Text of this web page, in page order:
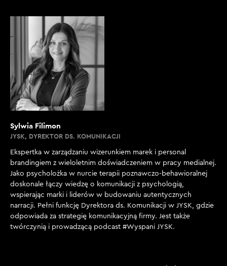
Sylwia Filimon
JYSK, DYREKTOR DS. KOMUNIKACJI
Ekspertka w zarządzaniu wizerunkiem marek i personal
brandingiem z wieloletnim doświadczeniem w pracy medialnej.
Jako psycholożka w nurcie terapii poznawczo-behawioralnej
doskonale łączy wiedzę o komunikacji z psychologią,
wspierając marki i liderów w budowaniu autentycznych
narracji. Pełni funkcję Dyrektora ds. Komunikacji w JYSK, gdzie
odpowiada za strategię komunikacyjną firmy. Jest także
twórczynią i prowadzącą podcast #Wyspani JYSK.